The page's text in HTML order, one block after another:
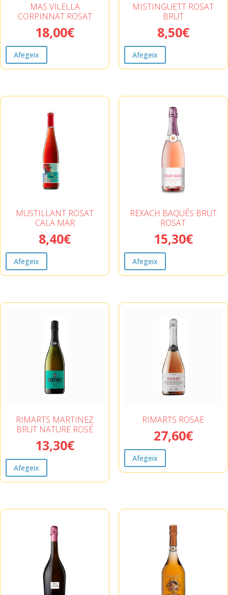
MAS VILELLA
CORPINNAT ROSAT
18,00€
Afegeix
MISTINGUETT ROSAT
BRUT
8,50€
Afegeix
MUSTILLANT ROSAT
CALA MAR
8,40€
Afegeix
REXACH BAQUÉS BRUT
ROSAT
15,30€
Afegeix
RIMARTS MARTINEZ
BRUT NATURE ROSÉ
13,30€
Afegeix
RIMARTS ROSAE
27,60€
Afegeix